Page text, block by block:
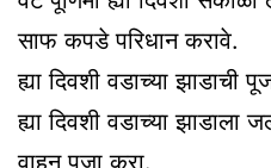
साफ कपडे परिधान करावे.
ह्या दिवशी वडाच्या झाडाची
ह्या दिवशी वडाच्या